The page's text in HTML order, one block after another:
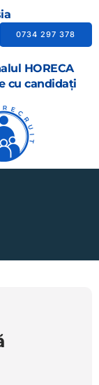
0734 297 378
HORECA
cu candidați